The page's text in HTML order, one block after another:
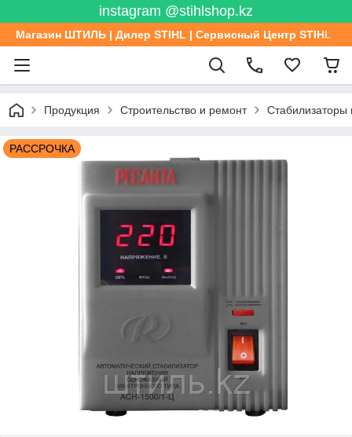
instagram @stihlshop.kz
Магазин ШТИЛЬ | Дилер STIHL | Сервисный Центр STIHL
Продукция Строительство и ремонт Стабилизаторы
РАССРОЧКА